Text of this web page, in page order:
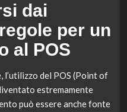
dai
per un
al POS
l’utilizzo del POS (Point of
estremamente
può essere anche fonte